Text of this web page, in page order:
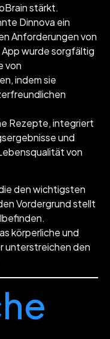
stärkt.
Dinnova ein
Anforderungen von
wurde sorgfältig
von
indem sie
Rezepte, integriert
und
von
den wichtigsten
Vordergrund stellt
körperliche und
unterstreichen den